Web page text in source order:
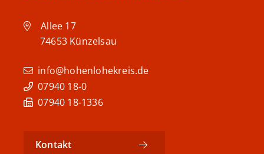
Allee 17
74653 Künzelsau
info@hohenlohekreis.de
07940 18-0
07940 18-1336
Kontakt